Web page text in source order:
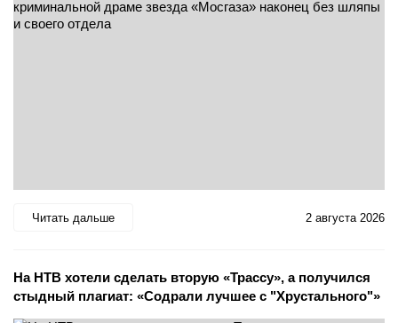
Читать дальше 2 августа 2026
На НТВ хотели сделать вторую «Трассу», а получился
стыдный плагиат: «Содрали лучшее с "Хрустального"»